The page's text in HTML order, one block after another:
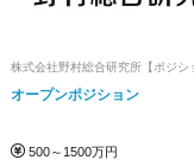
株式会社野村総合研究所【ポジシ
オープンポジション
500～1500万円